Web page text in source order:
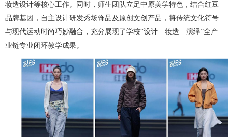
妆造设计等核心工作。同时，师生团队立足中原美学特色，结合红豆
品牌基因，自主设计研发秀场饰品及原创文创产品，将传统文化符号
与现代运动时尚巧妙融合，充分展现了学校“设计—妆造—演绎”全产
业链专业闭环教学成果。